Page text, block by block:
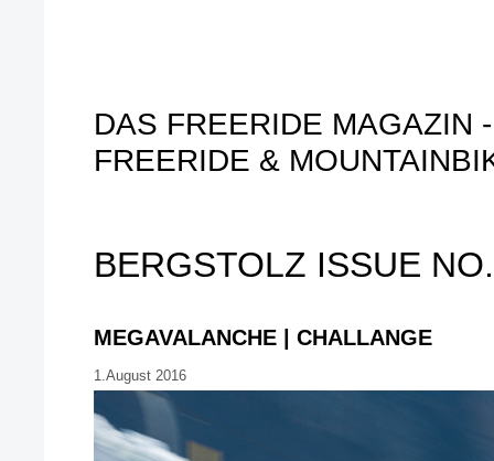
DAS FREERIDE MAGAZIN
FREERIDE &
BERGSTOLZ ISSUE
MEGAVALANCHE | CHALLANGE
1.August 2016